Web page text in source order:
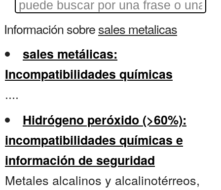
Información sobresales metalicas
sales metálicas:
Incompatibilidades químicas
....
Hidrógeno peróxido (>60%):
incompatibilidades químicas e
información de seguridad
Metales alcalinos y alcalinotérreos,